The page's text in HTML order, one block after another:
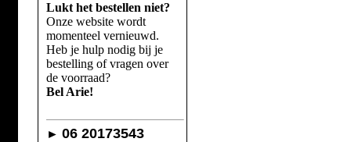
Lukt het bestellen niet?
Onze website wordt
momenteel vernieuwd.
Heb je hulp nodig bij je
bestelling of vragen over
de voorraad?
Bel Arie!
► 06 20173543